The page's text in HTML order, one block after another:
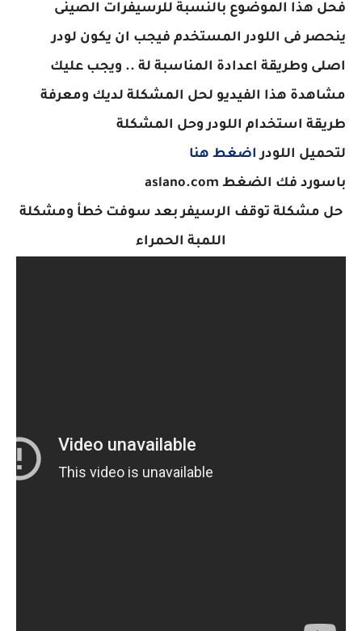
فحل هذا الموضوع بالنسبة للرسيفرات الصينى
ينحصر فى اللودر المستخدم فيجب ان يكون لودر
اصلى وطريقة اعدادة المناسبة لة .. ويجب عليك
مشاهدة هذا الفيديو لحل المشكلة لديك ومعرفة
طريقة استخدام اللودر وحل المشكلة
لتحميل اللودر اضغط هنا
باسورد فك الضغط aslano.com
حل مشكلة توقف الرسيفر بعد سوفت خطأ ومشكلة
اللمبة الحمراء